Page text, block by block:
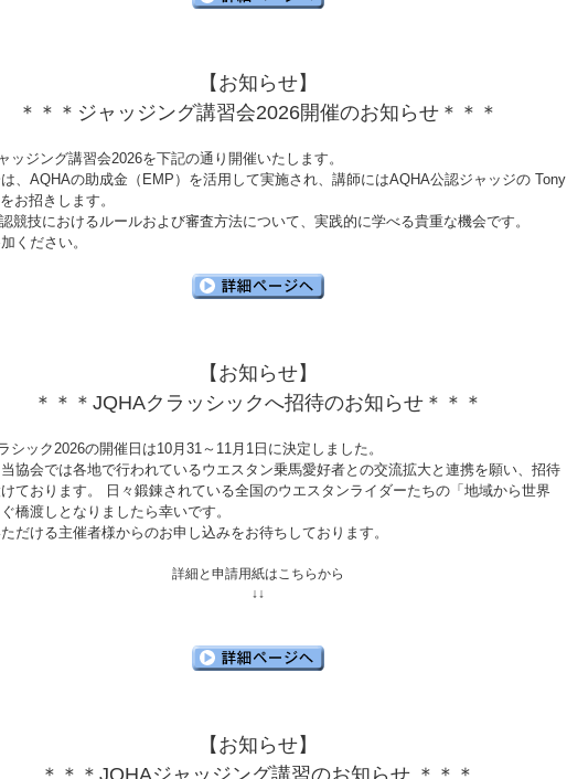
【お知らせ】
＊＊＊ジャッジング講習会2026開催のお知らせ＊＊＊
ッジング講習会2026を下記の通り開催いたします。
、AQHAの助成金（EMP）を活用して実施され、講師にはAQHA公認ジャッジの Tony
お招きします。
競技におけるルールおよび審査方法について、実践的に学べる貴重な機会です。
ください。
【お知らせ】
＊＊＊JQHAクラッシックへ招待のお知らせ＊＊＊
シック2026の開催日は10月31～11月1日に決定しました。
協会では各地で行われているウエスタン乗馬愛好者との交流拡大と連携を願い、招待
ております。 日々鍛錬されている全国のウエスタンライダーたちの「地域から世界
橋渡しとなりましたら幸いです。
だける主催者様からのお申し込みをお待ちしております。
詳細と申請用紙はこちらから
↓↓
【お知らせ】
＊＊＊JQHAジャッジング講習のお知らせ ＊＊＊